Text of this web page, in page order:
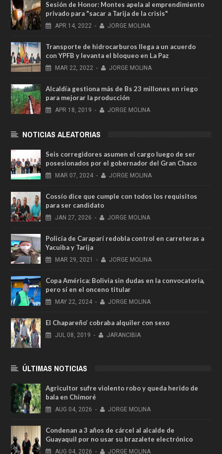
Sesión de Honor: Montes apela al emprendimiento
privado para "sacar a Tarija de la crisis"
APR 14, 2022 - JORGE MOLINA
Transporte de hidrocarburos llega a un acuerdo
con YPFB y levanta el bloqueo en La Paz
MAR 22, 2022 - JORGE MOLINA
Alcaldía gestiona más de Bs 23 millones en riego
para mejorar la producción
APR 18, 2019 - JORGE MOLINA
NOTICIAS ALEATORIAS
Seis corregidores asumen el cargo luego de ser
posesionados por el gobernador del Gran Chaco
MAR 07, 2024 - JORGE MOLINA
Cossío dice que cumple con todos los requisitos
para ser candidato
JAN 27, 2026 - JORGE MOLINA
Policía de Caraparí redobla control en carreteras a
Yacuiba y Tarija
MAR 29, 2021 - JORGE MOLINA
Copa América: Bolivia sin dudas en la convocatoria,
pero sí en el onceno titular
MAY 22, 2024 - JORGE MOLINA
El Chapareño’ cobraba alquiler con sexo
JUL 08, 2019 - JARANCIBIA
ÚLTIMAS NOTICIAS
Agricultor sufre violento robo y queda herido de
bala en Chimoré
AUG 04, 2026 - JORGE MOLINA
Condenan a 3 años de cárcel al alcalde de
Guayaquil por no usar su brazalete electrónico
AUG 04, 2026 - JORGE MOLINA